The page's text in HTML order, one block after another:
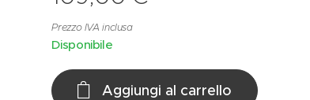
Prezzo IVA inclusa
Disponibile
Aggiungi al carrello